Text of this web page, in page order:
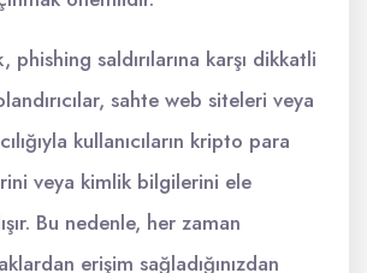
phishing saldırılarına karşı dikkatli
sahte web siteleri veya
kullanıcıların kripto para
veya kimlik bilgilerini ele
Bu nedenle, her zaman
erişim sağladığınızdan